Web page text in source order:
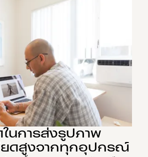
นการส่งรูปภาพ
ยดสูงจากทุกอุปกรณ์